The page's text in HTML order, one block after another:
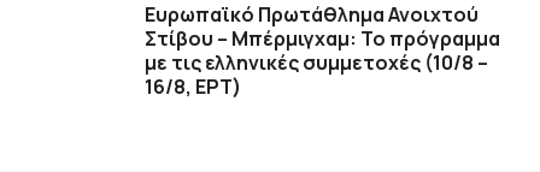
Ευρωπαϊκό Πρωτάθλημα Ανοιχτού
Στίβου – Μπέρμιγχαμ: Το πρόγραμμα
με τις ελληνικές συμμετοχές (10/8 –
16/8, ΕΡΤ)